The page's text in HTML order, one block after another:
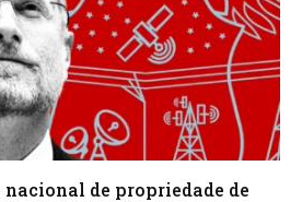
de propriedade de